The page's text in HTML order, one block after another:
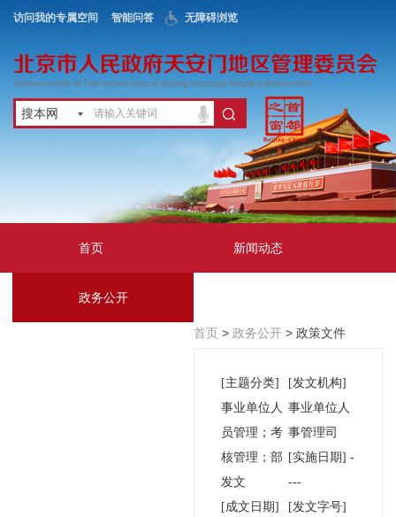
访问我的专属空间 智能问答 无障碍浏览
搜本网
首页 新闻动态
政务公开
首页> 政务公开> 政策文件
[主题分类]
事业单位人
员管理；考
核管理；部
发文
[发文机构]
事业单位人
事管理司
[实施日期] -
---
[成文日期]
[发文字号]